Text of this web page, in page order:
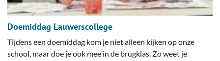
Doemiddag Lauwerscollege
Tijdens een doemiddag kom je niet alleen kijken op onze
school, maar doe je ook mee in de brugklas. Zo weet je